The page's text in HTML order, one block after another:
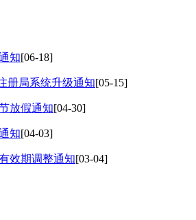
知[06-18]
册局系统升级通知[05-15]
放假通知[04-30]
知[04-03]
效期调整通知[03-04]